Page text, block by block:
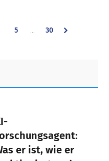
Go
5
pages
… Go
30
er ist, wie er